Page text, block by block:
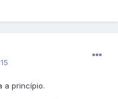
a princípio.